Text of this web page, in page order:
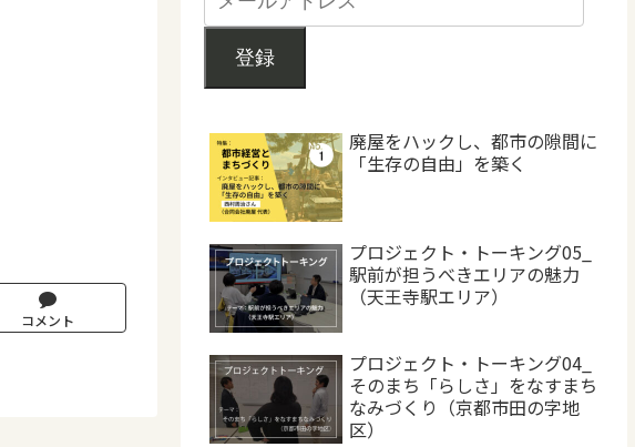
コメント
登録
廃屋をハックし、都市の隙間に
「生存の自由」を築く
プロジェクト・トーキング05_
駅前が担うべきエリアの魅力
（天王寺駅エリア）
プロジェクト・トーキング04_
そのまち「らしさ」をなすまち
なみづくり（京都市田の字地
区）